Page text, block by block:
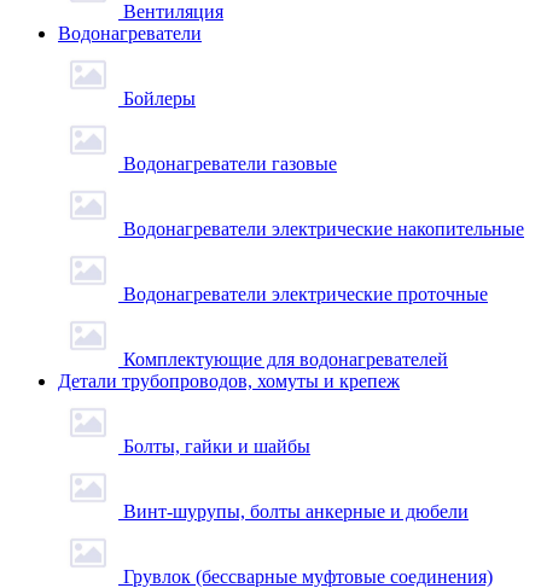
Вентиляция
Водонагреватели
Бойлеры
Водонагреватели газовые
Водонагреватели электрические накопительные
Водонагреватели электрические проточные
Комплектующие для водонагревателей
Детали трубопроводов, хомуты и крепеж
Болты, гайки и шайбы
Винт-шурупы, болты анкерные и дюбели
Грувлок (бессварные муфтовые соединения)